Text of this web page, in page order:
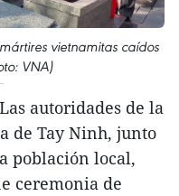
vietnamitas caídos
VNA)
autoridades de la
de Tay Ninh, junto
población local,
ceremonia de